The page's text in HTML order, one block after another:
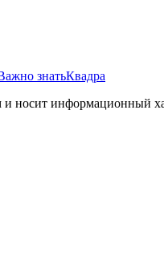
знатьКвадра
носит информационный